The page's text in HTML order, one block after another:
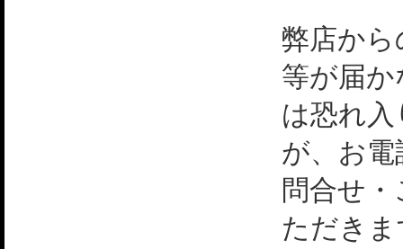
弊店か
等が届
は恐れ
が、お
問合せ
ただき